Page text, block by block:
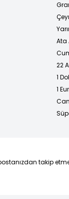
Ata
22
1
1
takip